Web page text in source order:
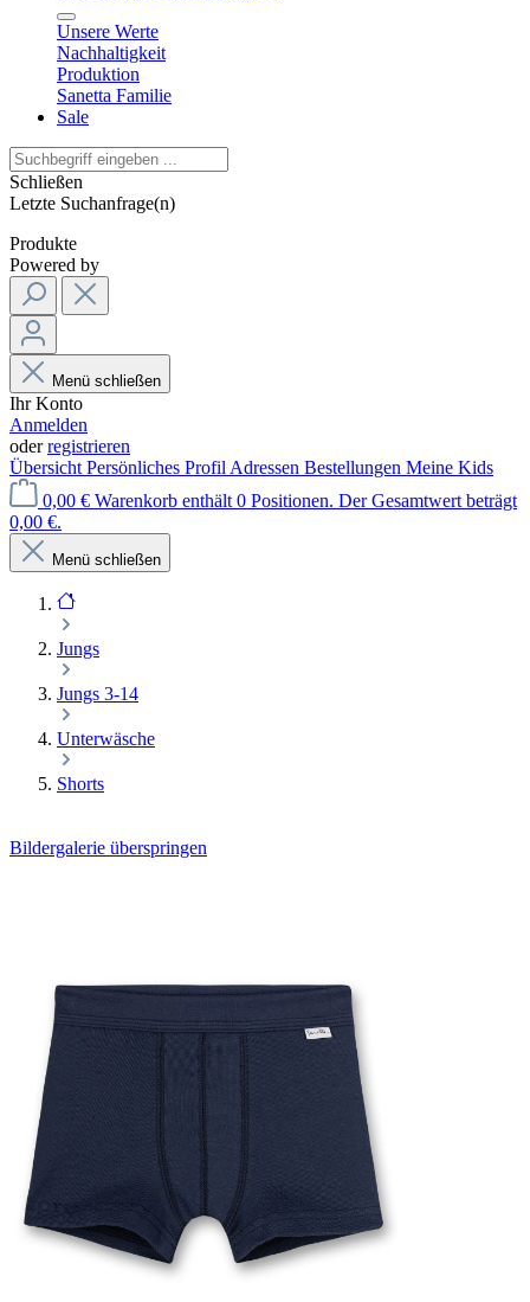
Unsere Werte
Nachhaltigkeit
Produktion
Sanetta Familie
Sale
Schließen
Letzte Suchanfrage(n)
Produkte
Powered by
Menü schließen
Ihr Konto
Anmelden
oderregistrieren
Übersicht Persönliches Profil Adressen Bestellungen Meine Kids
0,00 € Warenkorb enthält 0 Positionen. Der Gesamtwert beträgt
0,00 €.
Menü schließen
Jungs
Jungs 3-14
Unterwäsche
Shorts
Bildergalerie überspringen